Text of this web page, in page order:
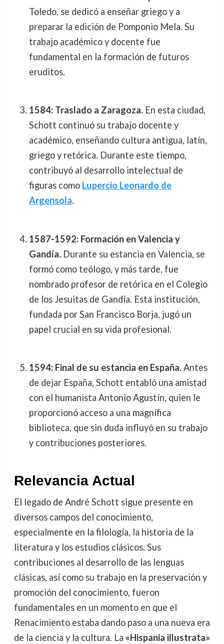
Toledo, se dedicó a enseñar griego y a
preparar la edición de Pomponio Mela. Su
trabajo académico y docente fue
fundamental en la formación de futuros
eruditos.
1584: Traslado a Zaragoza.En esta ciudad,
Schott continuó su trabajo docente y
académico, enseñando cultura antigua, latín,
griego y retórica. Durante este tiempo,
contribuyó al desarrollo intelectual de
figuras como Lupercio Leonardo de
Argensola.
1587-1592: Formación en Valencia y
Gandía.Durante su estancia en Valencia, se
formó como teólogo, y más tarde, fue
nombrado profesor de retórica en el Colegio
de los Jesuitas de Gandía. Esta institución,
fundada por San Francisco Borja, jugó un
papel crucial en su vida profesional.
1594: Final de su estancia en España.Antes
de dejar España, Schott entabló una amistad
con el humanista Antonio Agustín, quien le
proporcionó acceso a una magnífica
biblioteca, que sin duda influyó en su trabajo
y contribuciones posteriores.
Relevancia Actual
El legado de André Schott sigue presente en
diversos campos del conocimiento,
especialmente en la filología, la historia de la
literatura y los estudios clásicos. Sus
contribuciones al desarrollo de las lenguas
clásicas, así como su trabajo en la preservación y
promoción del conocimiento, fueron
fundamentales en un momento en que el
Renacimiento estaba dando paso a una nueva era
de la ciencia y la cultura. La «Hispania illustrata»